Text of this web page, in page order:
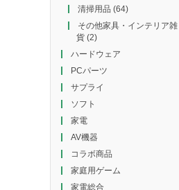
清掃用品 (64)
その他家具・インテリア雑
貨(2)
ハードウェア
PCパーツ
サプライ
ソフト
家電
AV機器
コラボ商品
家庭用ゲーム
家電総合